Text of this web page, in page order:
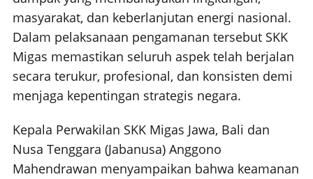
masyarakat, dan keberlanjutan energi nasional.
Dalam pelaksanaan pengamanan tersebut SKK
Migas memastikan seluruh aspek telah berjalan
secara terukur, profesional, dan konsisten demi
menjaga kepentingan strategis negara.
Kepala Perwakilan SKK Migas Jawa, Bali dan
Nusa Tenggara (Jabanusa) Anggono
Mahendrawan menyampaikan bahwa keamanan